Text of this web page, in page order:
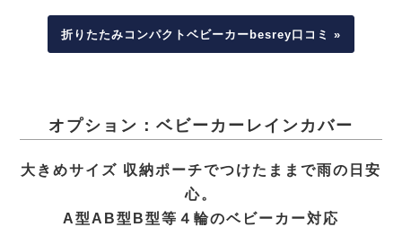
折りたたみコンパクトベビーカーbesrey口コミ »
オプション：ベビーカーレインカバー
大きめサイズ 収納ポーチでつけたままで雨の日安
心。
A型AB型B型等４輪のベビーカー対応